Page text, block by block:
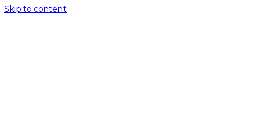
Skip to content